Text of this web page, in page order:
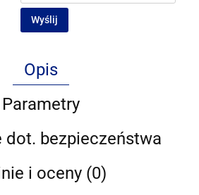
Wyślij
Opis
Parametry
dot. bezpieczeństwa
i oceny (0)